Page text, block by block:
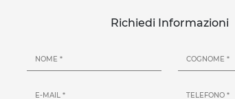
Richiedi Informazioni